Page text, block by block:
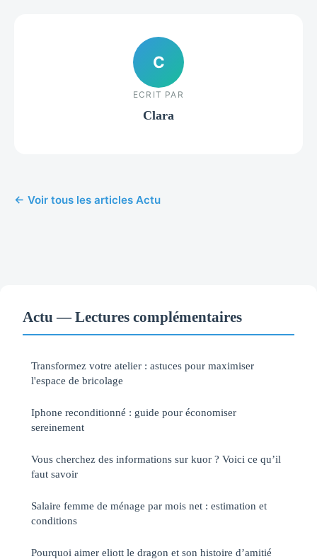
C
ECRIT PAR
Clara
← Voir tous les articles Actu
Actu — Lectures complémentaires
Transformez votre atelier : astuces pour maximiser
l'espace de bricolage
Iphone reconditionné : guide pour économiser
sereinement
Vous cherchez des informations sur kuor ? Voici ce qu’il
faut savoir
Salaire femme de ménage par mois net : estimation et
conditions
Pourquoi aimer eliott le dragon et son histoire d’amitié